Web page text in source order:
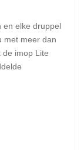
en elke druppel
met meer dan
de imop Lite